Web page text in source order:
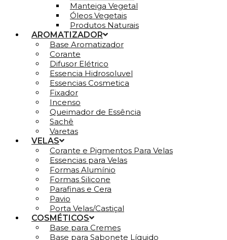
Manteiga Vegetal
Óleos Vegetais
Produtos Naturais
AROMATIZADOR
Base Aromatizador
Corante
Difusor Elétrico
Essencia Hidrosoluvel
Essencias Cosmetica
Fixador
Incenso
Queimador de Essência
Sachê
Varetas
VELAS
Corante e Pigmentos Para Velas
Essencias para Velas
Formas Alumínio
Formas Silicone
Parafinas e Cera
Pavio
Porta Velas/Castiçal
COSMÉTICOS
Base para Cremes
Base para Sabonete Líquido